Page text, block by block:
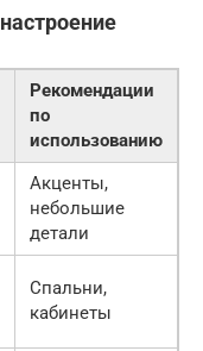
Рекомендации
по
использованию
Акценты,
небольшие
детали
Спальни,
кабинеты